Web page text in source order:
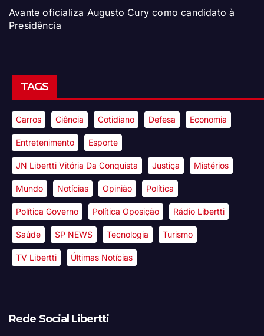
Avante oficializa Augusto Cury como candidato à
Presidência
TAGS
Carros Ciência Cotidiano Defesa Economia
Entretenimento Esporte
JN Libertti Vitória Da Conquista Justiça Mistérios
Mundo Notícias Opinião Política
Política Governo Política Oposição Rádio Libertti
Saúde SP NEWS Tecnologia Turismo
TV Libertti Últimas Notícias
Rede Social Libertti